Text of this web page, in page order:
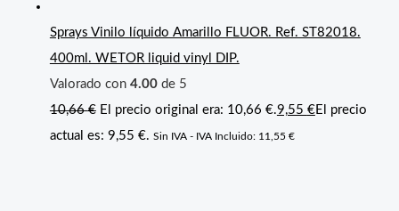
Sprays Vinilo líquido Amarillo FLUOR. Ref. ST82018.
400ml. WETOR liquid vinyl DIP.
Valorado con 4.00de 5
10,66€ El precio original era: 10,66 €.9,55 €El precio
actual es: 9,55 €. Sin IVA - IVA Incluido: 11,55 €